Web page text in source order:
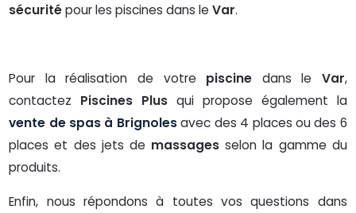
sécuritépour les piscines dans leVar.
Pour la réalisation de votre piscine dans le Var,
contactez Piscines Plus qui propose également la
vente de spas à Brignolesavec des 4 places ou des 6
places et des jets de massages selon la gamme du
produits.
Enfin, nous répondons à toutes vos questions dans